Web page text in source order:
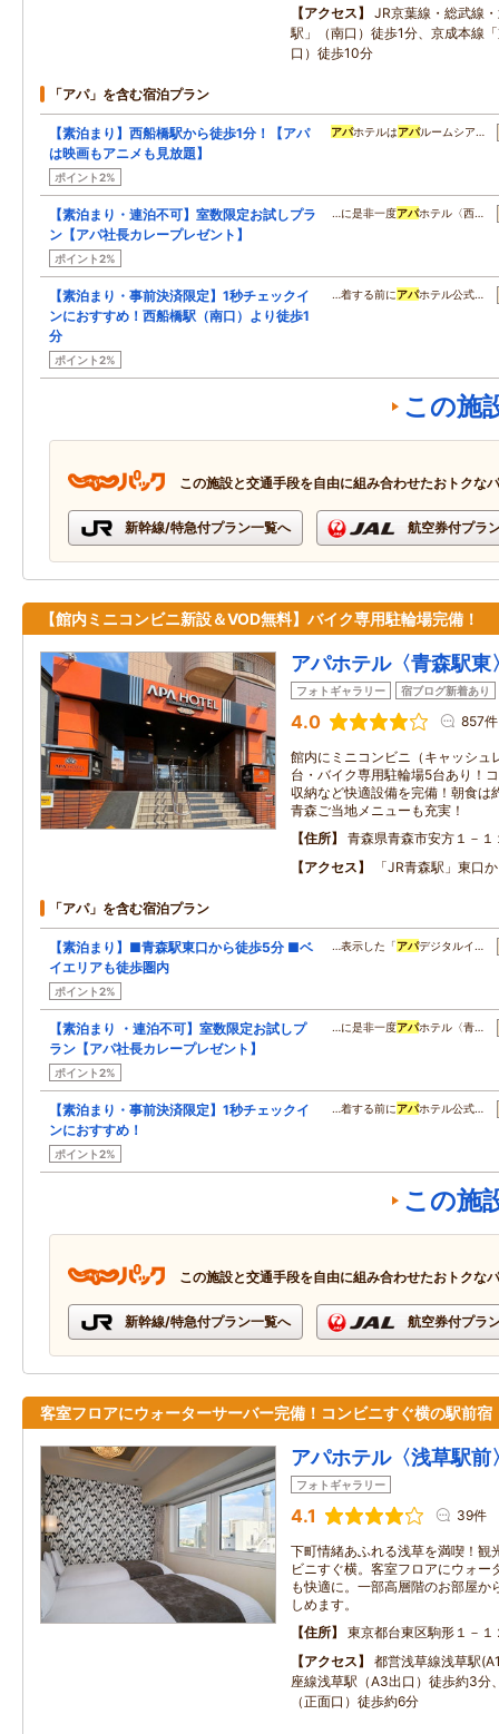
アクセス
JR京葉線・総武線
駅」（南口）徒歩1分、京成本線
口）徒歩10分
「アパ」を含む宿泊プラン
【素泊まり】西船橋駅から徒歩1分！【アパ
は映画もアニメも見放題】
ポイント2%
アパホテルはアパルームシア…
【素泊まり・連泊不可】室数限定お試しプラ
ン【アパ社長カレープレゼント】
ポイント2%
…に是非一度アパホテル〈西…
【素泊まり・事前決済限定】1秒チェックイ
ンにおすすめ！西船橋駅（南口）より徒歩1
分
ポイント2%
…着する前にアパホテル公式…
この施
この施設と交通手段を自由に組み合わせたおトクな
新幹線/特急付プラン一覧へ 航空券付プラ
【館内ミニコンビニ新設＆VOD無料】バイク専用駐輪場完備！
アパホテル〈青森駅東
フォトギャラリー 宿ブログ新着あり
4.0 857件
館内にミニコンビニ（キャッシュ
台・バイク専用駐輪場5台あり！
収納など快適設備を完備！朝食
青森ご当地メニューも充実！
住所
青森県青森市安方１－１
アクセス
「JR青森駅」東口
「アパ」を含む宿泊プラン
【素泊まり】■青森駅東口から徒歩5分 ■ベ
イエリアも徒歩圏内
ポイント2%
…表示した「アパデジタルイ…
【素泊まり ・連泊不可】室数限定お試しプ
ラン【アパ社長カレープレゼント】
ポイント2%
…に是非一度アパホテル〈青…
【素泊まり・事前決済限定】1秒チェックイ
ンにおすすめ！
ポイント2%
…着する前にアパホテル公式…
この施
この施設と交通手段を自由に組み合わせたおトクな
新幹線/特急付プラン一覧へ 航空券付プラ
客室フロアにウォーターサーバー完備！コンビニすぐ横の駅前宿
アパホテル〈浅草駅前
フォトギャラリー
4.1 39件
下町情緒あふれる浅草を満喫！観
ビニすぐ横。客室フロアにウォー
も快適に。一部高層階のお部屋か
しめます。
住所
東京都台東区駒形１－１
アクセス
都営浅草線浅草駅
座線浅草駅（A3出口）徒歩約3分
（正面口）徒歩約6分